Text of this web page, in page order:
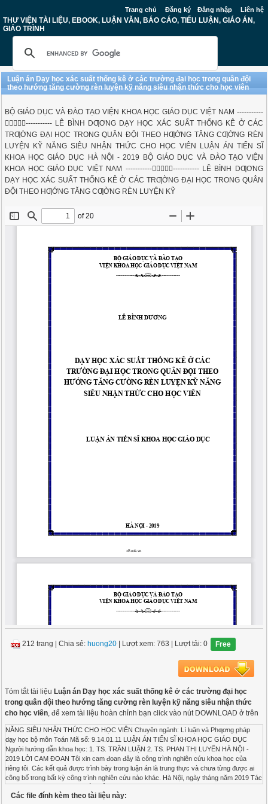
Trang chủ Đăng ký Đăng nhập Liên hệ
THƯ VIỆN TÀI LIỆU, EBOOK, LUẬN VĂN, BÁO CÁO, TIỂU LUẬN, GIÁO ÁN,
GIÁO TRÌNH
Luận án Dạy học xác suất thống kê ở các trường đại học trong quân đội
theo hướng tăng cường rèn luyện kỹ năng siêu nhận thức cho học viên
BỘ GIÁO DỤC VÀ ĐÀO TẠO VIỆN KHOA HỌC GIÁO DỤC VIỆT NAM -----------
----------- LÊ BÌNH DƢƠNG DẠY HỌC XÁC SUẤT THỐNG KÊ Ở CÁC
TRƢỜNG ĐẠI HỌC TRONG QUÂN ĐỘI THEO HƢỚNG TĂNG CƢỜNG RÈN
LUYỆN KỸ NĂNG SIÊU NHẬN THỨC CHO HỌC VIÊN LUẬN ÁN TIẾN SĨ
KHOA HỌC GIÁO DỤC HÀ NỘI - 2019 BỘ GIÁO DỤC VÀ ĐÀO TẠO VIỆN
KHOA HỌC GIÁO DỤC VIỆT NAM ---------------------- LÊ BÌNH DƢƠNG
DẠY HỌC XÁC SUẤT THỐNG KÊ Ở CÁC TRƢỜNG ĐẠI HỌC TRONG QUÂN
ĐỘI THEO HƢỚNG TĂNG CƢỜNG RÈN LUYỆN KỸ
212 trang |Chia sẻ: huong20 | Lượt xem: 763 | Lượt tải: 0 Free
Tóm tắt tài liệu Luận án Dạy học xác suất thống kê ở các trường đại học
trong quân đội theo hướng tăng cường rèn luyện kỹ năng siêu nhận thức
cho học viên, để xem tài liệu hoàn chỉnh bạn click vào nút DOWNLOAD ở trên
NĂNG SIÊU NHẬN THỨC CHO HỌC VIÊN Chuyên ngành: Lí luận và Phƣơng pháp dạy học bộ môn Toán Mã số: 9.14.01.11 LUẬN ÁN TIẾN SĨ KHOA HỌC GIÁO DỤC Người hướng dẫn khoa học: 1. TS. TRẦN LUẬN 2. TS. PHAN THỊ LUYẾN HÀ NỘI - 2019 LỜI CAM ĐOAN Tôi xin cam đoan đây là công trình nghiên cứu khoa học của riêng tôi. Các kết quả được trình bày trong luận án là trung thực và chưa từng được ai công bố trong bất kỳ công trình nghiên cứu nào khác. Hà Nội, ngày tháng năm 2019 Tác giả luận án Lê Bình Dƣơng LỜI CẢM ƠN Trước tiên, tác giả xin bày tỏ lòng biết ơn sâu sắc đến thầy giáo TS. Trần Luận và cô giáo TS. Phan Thị Luyến những người đã tận tình hướng dẫn, dìu dắt tác giả trong suốt thời gian qua. Tác giả xin trân trọng cảm ơn các thầy cô trong và ngoài Viện Khoa học Giáo dục Việt Nam đã hết lòng dạy bảo và đóng góp những ý kiến quý báu để tác giả hoàn thành Luận án. Tác giả xin trân trọng cảm ơn Ban lãnh đạo Viện Khoa học Giáo dục Việt Nam, Phòng Quản lý khoa học, Đào tạo và Hợp tác quốc tế đã tạo mọi điều kiện thuận lợi nhất cho tác giả trong suốt quá trình học tập và nghiên cứu tại Viện. Tác giả xin trân trọng cám ơn sự tạo điều kiện, giúp đỡ từ phía Bộ Quốc Phòng, Đoàn 871 – TCCT, Trường Đại học Chính trị và nhiều cơ quan, đơn vị trong quá trình làm luận án. Cuối cùng, tác giả xin chân thành cám ơn bạn bè, đồng nghiệp và gia đình luôn động viên, giúp đỡ tạo điều kiện để tác giả hoàn thành Luận án này. Do điều kiện chủ quan và khách quan, bản luận án chắc chắn còn thiếu sót. Tác giả rất mong nhận được những ý kiến phản hồi để tiếp tục hoàn thiện, nâng cao chất lượng Luận án. Hà Nội, ngày tháng năm 2019 Tác giả luận án Lê Bình Dƣơng NH NG CỤM TỪ VIẾT TẮT S DỤNG TRONG LUẬN ÁN Stt Viết tắt Viết đầy đủ 1 BGD&ĐT Bộ Giáo dục và Đào tạo 2 DH Dạy học 3 ĐC Đối chứng 4 ĐH Đại học 5 GV Giảng viên, Giáo viên 6 GQNV Giải quyết nhiệm vụ 7 GQVĐ Giải quyết vấn đề 8 HS Học sinh 9 HV Học viên 10 KN Kĩ năng, kỹ năng 11 NT Nhận thức 12 NXB Nhà xuất bản 13 PPDH Phương pháp dạy học 14 QĐ Quân đội 15 QS Quân sự 16 SGK Sách giáo khoa 17 SNT Siêu nhận thức 18 SQ Sĩ quan 19 SQQĐ Sĩ quan quân đội 20 SV Sinh viên 21 TH Toán học 22 TK Thống kê 23 TN Thực nghiệm 24 Tr Trang 25 XS Xác suất 26 XSTK Xác suất thống kê MỤC LỤC Trang MỞ ĐẦU ......................................................................................................................... 1 1. Lý do chọn đề tài ............................................................................................. 1 2. Tổng quan vấn đề nghiên cứu .......................................................................... 3 3. Mục đích nghiên cứu ...................................................................................... 16 4. Khách thể nghiên cứu, đối tượng và phạm vi nghiên cứu ............................... 16 5. Giả thuyết khoa học ....................................................................................... 16 6. Nhiệm vụ nghiên cứu ..................................................................................... 16 7. Luận điểm bảo vệ ........................................................................................... 17 8. Phương pháp nghiên cứu ................................................................................ 17 9. Đóng góp của luận án ..................................................................................... 17 10. Cấu trúc luận án ........................................................................................... 18 Chƣơng 1. CƠ SỞ LÝ LUẬN VÀ THỰC TIỄN ....................................................... 19 1.1. Siêu nhận thức ............................................................................................ 19 1.1.1. Quan điểm về siêu nhận thức ................................................................ 19 1.1.2. Kỹ năng siêu nhận thức ........................................................................ 23 1.1.3. Mối quan hệ giữa nhận thức và siêu nhận thức ..................................... 39 1.1.4. Đặc điểm, chức năng, vai trò và đánh giá SNT ..................................... 46 1.2. Dạy học toán theo hướng tăng cường rèn luyện KN SNT cho HV ............... 53 1.2.1. Quan niệm về DH toán theo hướng tăng cường rèn luyện KN SNT ...... 53 1.2.2. Quá trình rèn luyện KN SNT cho HV ................................................... 62 1.2.3. Tổ chức DH theo hướng tăng cường rèn luyện KN SNT cho HV .......... 63 1.3. Cơ hội rèn luyện KN SNT trong DH XSTK ở các trường ĐH trong QĐ ..... 68 1.3.1. Đặc điểm cơ bản của HV trong nhà trường ĐH trong QĐ ..................... 68 1.3.2. Đặc điểm, vai trò của môn XSTK trong nhà trường QĐ ....................... 73 1.3.3. Cơ hội rèn luyện KN SNT trong DH môn XSTK .................................. 75 1.4. Thực trạng dạy học XSTK ở một số trường ĐH trong QĐ .......................... 77 1.4.1. Mục tiêu khảo sát.................................................................................. 77 1.4.2. Đối tượng và thời gian khảo sát ............................................................ 77 1.4.3. Phương pháp khảo sát ........................................................................... 77 1.4.4. Kết quả khảo sát và phân tích ............................................................... 77 1.5. Kết luận chương 1 ....................................................................................... 85 Chƣơng 2. MỘT SỐ BIỆN PHÁP DẠY HỌC XSTK Ở TRƢỜNG ĐẠI HỌC TRONG QUÂN ĐỘI THEO HƢỚNG TĂNG CƢỜNG RÈN LUYỆN KỸ NĂNG SIÊU NHẬN THỨC CHO HỌC VIÊN ..................................................................... 86 2.1. Một số định hướng xây dựng và thực hiện các biện pháp sư phạm .............. 86 2.2. Một số biện pháp sư phạm góp phần tăng cường rèn luyện KN SNT cho HV qua dạy học XSTK ở các trường ĐH trong QĐ .................................................. 87 2.2.1. Biện pháp 1: Rèn luyện cho HV KN dự đoán, lập kế hoạch thông qua các hoạt động tìm hiểu vấn đề, chuyển đổi ngôn ngữ, liên tưởng và huy động kiến thức đã có để giải quyết các nhiệm vụ đặt ra. .................................................. 87 2.2.2. Biện pháp 2: Đặt câu hỏi định hướng góp phần rèn luyện các KN SNT cho HV trong dạy học môn XSTK................................................................ 101 2.2.3. Biện pháp 3: Rèn luyện KN SNT cho HV thông qua hoạt động giải quyết nhiệm vụ học tập trong dạy học môn XSTK ................................................. 107 2.2.4. Biện pháp 4: Thiết kế và tổ chức DH một số tình huống sai lầm qua đó rèn cho HV khả năng giám sát và đánh giá. .................................................. 119 2.2.5. Biện pháp 5: Sử dụng hình thức DH theo dự án nhằm tạo cơ hội cho HV thực hiện các hoạt động dự đoán, lập kế hoạch, giám sát và đánh giá khi vận dụng kiến thức XSTK vào giải quyết các nhiệm vụ thực tế. .......................... 132 2.3. Kết luận chương 2 ..................................................................................... 140 Chƣơng 3. THỰC NGHIỆM SƢ PHẠM ................................................................. 141 3.1. Mục đích, yêu cầu, nội dung thực nghiệm sư phạm ................................... 141 3.1.1. Mục đích ............................................................................................ 141 3.1.2. Yêu cầu .............................................................................................. 141 3.1.3. Nhiệm vụ thực nghiệm ....................................................................... 141 3.1.4. Nội dung thực nghiệm sư phạm .......................................................... 141 3.2. Thời gian, đối tượng, quy trình và phương pháp đánh giá thực nghiệm sư phạm. 142 3.2.1. Thời gian, đối tượng thực nghiệm sư phạm ......................................... 142 3.2.2. Quy trình tổ chức thực nghiệm sư phạm ............................................. 143 3.2.3. Phương pháp đánh giá kết quả thực nghiệm sư phạm .......................... 143 3.3. Tiến trình thực nghiệm sư phạm ................................................................ 146 3.3.1. Thực nghiệm sư phạm vòng 1 ............................................................. 146 3.3.2. Thực nghiệm sư phạm vòng 2 ............................................................. 150 3.4. Kết luận chương 3 ..................................................................................... 159 KẾT LUẬN ................................................................................................................. 160 CÁC CÔNG TRÌNH KHOA HỌC ĐÃ CÔNG BỐ LIÊN QUAN ĐẾN LUẬN ÁN ...................................................................................................................................... 161 TÀI LIỆU THAM KHẢO ......................................................................................... 162 A. TIẾNG VIỆT .............................................................................................. 162 B. TIẾNG NƯỚC NGOÀI ............................................................................... 167 PHẦN PHỤ LỤC ............................................................................................................. DANH MỤC SƠ ĐỒ, BẢNG, BIỂU ĐỒ Trang Sơ đồ: Sơ đồ 1.1. Mô hình siêu nhận thức của J.H.Flavell [85] ........................................... 6 Sơ đồ 1.2. Mô hình siêu nhận thức của Ann.Brown [85] .......................................... 8 Sơ đồ 1.3. Mô hình phân cấp quá trình siêu nhận thức của Tobias và Everson [125] .. 10 Sơ đồ 1.4. Khung nhấn mạnh tính chất năng động và vòng tròn của hoạt động giải quyết vấn đề [94]. ................................................................................. 36 Sơ đồ 1.5. Chiến lược giải quyến vấn đề ................................................................ 37 Sơ đồ 1.6. Mô hình chức năng của siêu nhận thức của Wilson [138] .................... 47 Sơ
Các file đính kèm theo tài liệu này: